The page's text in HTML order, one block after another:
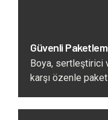
Güvenli
Boya, sertleştirici
karşı özenle